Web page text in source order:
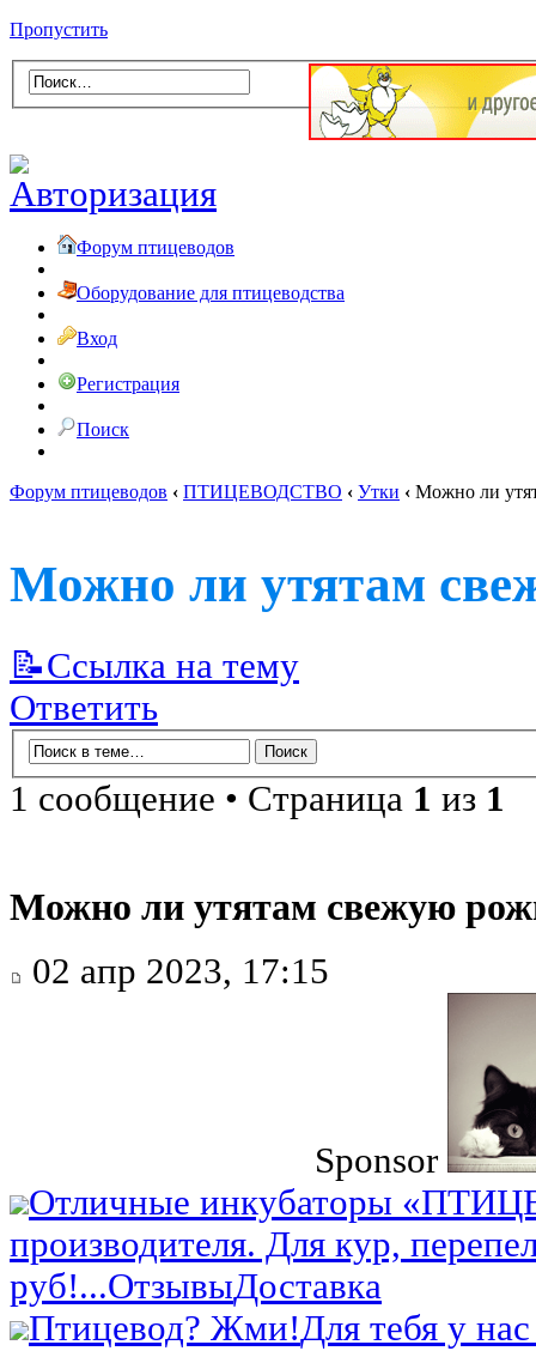
Пропустить
Форум птицеводов
Оборудование для птицеводства
Вход
Регистрация
Поиск
Форум птицеводов ‹ ПТИЦЕВОДСТВО ‹ Утки ‹ Можно ли
Можно ли утятам
📝Ссылка на тему
Ответить
1 сообщение • Страница 1 из 1
Можно ли утятам свежую
02 апр 2023, 17:15
Sponsor
Отличные инкубаторы
производителя. Для кур,
руб!...ОтзывыДоставка
Птицевод? Жми!Для тебя у